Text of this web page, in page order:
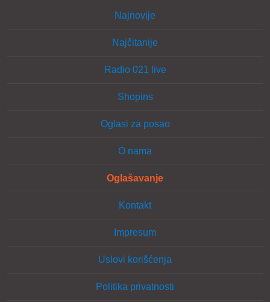
Najnovije
Najčitanije
Radio 021 live
Shopins
Oglasi za posao
O nama
Oglašavanje
Kontakt
Impresum
Uslovi korišćenja
Politika privatnosti